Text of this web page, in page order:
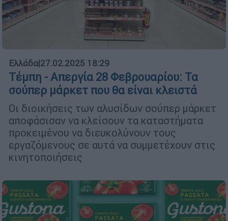
Ελλάδα|27.02.2025 18:29
Τέμπη - Απεργία 28 Φεβρουαρίου: Τα
σούπερ μάρκετ που θα είναι κλειστά
Οι διοικήσεις των αλυσίδων σούπερ μάρκετ
αποφάσισαν να κλείσουν τα καταστήματα
προκειμένου να διευκολύνουν τους
εργαζόμενους σε αυτά να συμμετέχουν στις
κινητοποιήσεις